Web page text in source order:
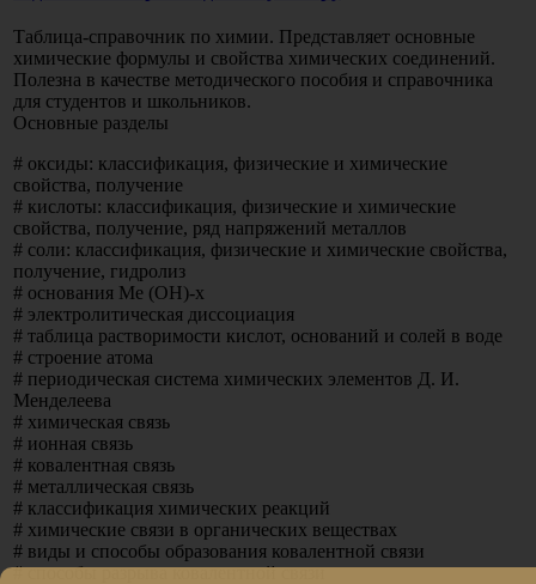
Таблица-справочник по химии. Представляет основные
химические формулы и свойства химических соединений.
Полезна в качестве методического пособия и справочника
для студентов и школьников.
Основные разделы
# оксиды: классификация, физические и химические
свойства, получение
# кислоты: классификация, физические и химические
свойства, получение, ряд напряжений металлов
# соли: классификация, физические и химические свойства,
получение, гидролиз
# основания Me (OH)-x
# электролитическая диссоциация
# таблица растворимости кислот, оснований и солей в воде
# строение атома
# периодическая система химических элементов Д. И.
Менделеева
# химическая связь
# ионная связь
# ковалентная связь
# металлическая связь
# классификация химических реакций
# химические связи в органических веществах
# виды и способы образования ковалентной связи
# способы разрыва ковалентной связи